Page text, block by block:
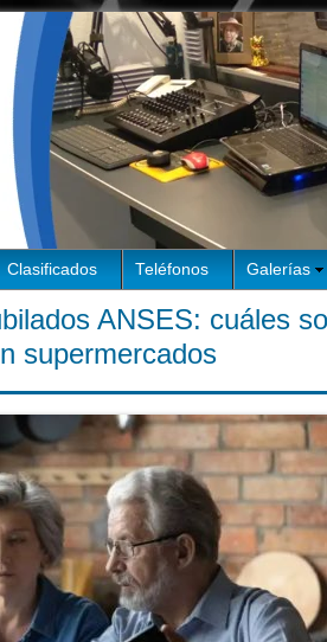
Clasificados Teléfonos Galerías
ANSES: cuáles
supermercados